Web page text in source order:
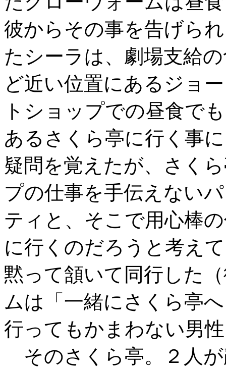
彼からその事を告げられ
たシーラは、劇場支給
ど近い位置にあるジョー
トショップでの昼食で
あるさくら亭に行く事に
疑問を覚えたが、さく
プの仕事を手伝えないパ
ティと、そこで用心棒
に行くのだろうと考え
黙って頷いて同行した
ムは「一緒にさくら亭へ
行ってもかまわない男
そのさくら亭。２人